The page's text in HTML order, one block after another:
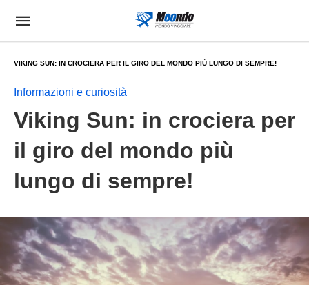
VIKING SUN: IN CROCIERA PER IL GIRO DEL MONDO PIÙ LUNGO DI SEMPRE!
Informazioni e curiosità
Viking Sun: in crociera per
il giro del mondo più
lungo di sempre!